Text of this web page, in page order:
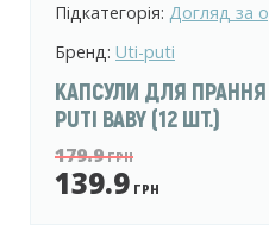
Підкатегорія: Догляд за
Бренд: Uti-puti
КАПСУЛИ ДЛЯ
PUTI BABY (12 ШТ.)
179.9ГРН
139.9 ГРН